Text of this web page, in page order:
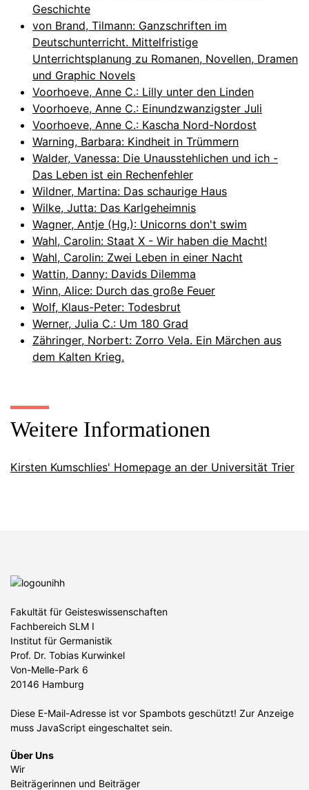
Geschichte
von Brand, Tilmann: Ganzschriften im
Deutschunterricht. Mittelfristige
Unterrichtsplanung zu Romanen, Novellen, Dramen
und Graphic Novels
Voorhoeve, Anne C.: Lilly unter den Linden
Voorhoeve, Anne C.: Einundzwanzigster Juli
Voorhoeve, Anne C.: Kascha Nord-Nordost
Warning, Barbara: Kindheit in Trümmern
Walder, Vanessa: Die Unausstehlichen und ich -
Das Leben ist ein Rechenfehler
Wildner, Martina: Das schaurige Haus
Wilke, Jutta: Das Karlgeheimnis
Wagner, Antje (Hg.): Unicorns don't swim
Wahl, Carolin: Staat X - Wir haben die Macht!
Wahl, Carolin: Zwei Leben in einer Nacht
Wattin, Danny: Davids Dilemma
Winn, Alice: Durch das große Feuer
Wolf, Klaus-Peter: Todesbrut
Werner, Julia C.: Um 180 Grad
Zähringer, Norbert: Zorro Vela. Ein Märchen aus
dem Kalten Krieg.
Weitere Informationen
Kirsten Kumschlies' Homepage an der Universität Trier
Fakultät für Geisteswissenschaften
Fachbereich SLM I
Institut für Germanistik
Prof. Dr. Tobias Kurwinkel
Von-Melle-Park 6
20146 Hamburg
Diese E-Mail-Adresse ist vor Spambots geschützt! Zur Anzeige
muss JavaScript eingeschaltet sein.
Über Uns
Wir
Beiträgerinnen und Beiträger